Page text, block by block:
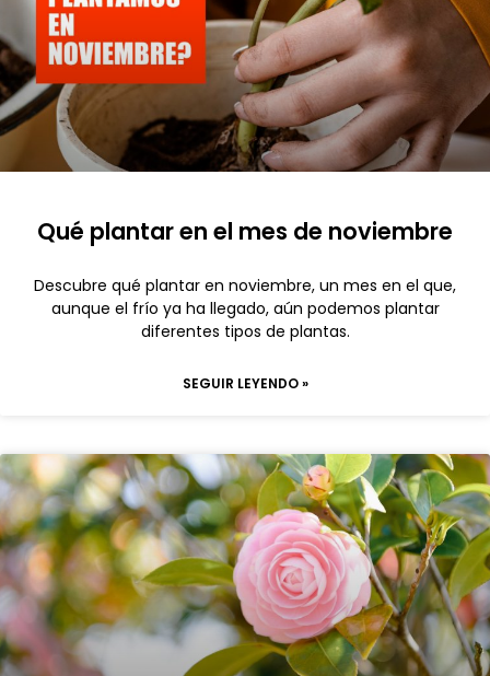
Qué plantar en el mes de noviembre
Descubre qué plantar en noviembre, un mes en el que,
aunque el frío ya ha llegado, aún podemos plantar
diferentes tipos de plantas.
SEGUIR LEYENDO »